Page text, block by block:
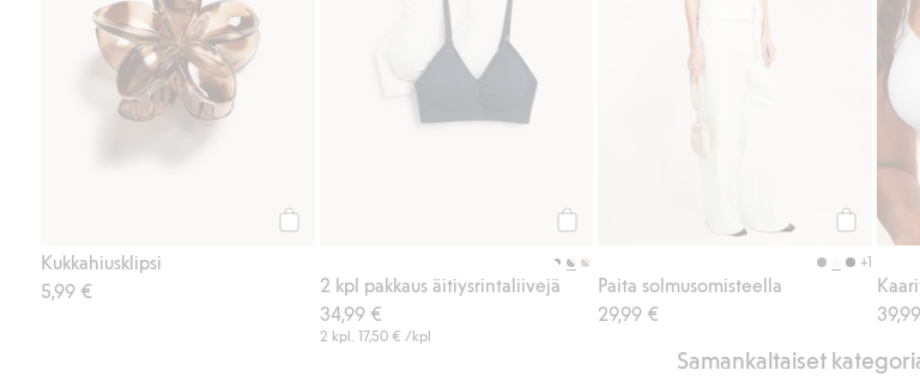
Kukkahiusklipsi
5,99 €
2 kpl pakkaus äitiysrintaliivejä
34,99 €
2 kpl. 17,50 € /kpl
+1
Paita solmusomisteella
29,99 €
Samankaltaiset